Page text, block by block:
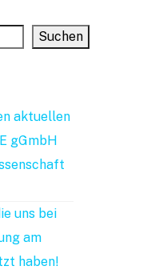
Suchen
aktuellen
gGmbH
uns bei
am
haben!